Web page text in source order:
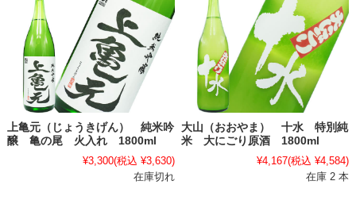
上亀元（じょうきげん） 純米吟
醸 亀の尾 火入れ 1800ml
¥3,300(税込 ¥3,630)
在庫切れ
大山（おおやま） 十水 特別純
米 大にごり原酒 1800ml
¥4,167(税込 ¥4,584)
在庫 2 本